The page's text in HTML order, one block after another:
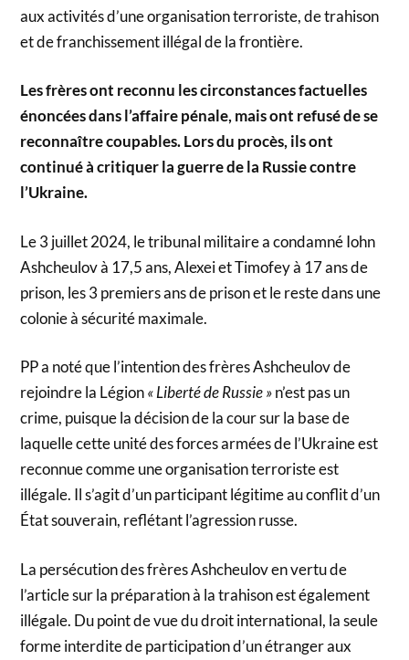
aux activités d’une organisation terroriste, de trahison
et de franchissement illégal de la frontière.
Les frères ont reconnu les circonstances factuelles
énoncées dans l’affaire pénale, mais ont refusé de se
reconnaître coupables. Lors du procès, ils ont
continué à critiquer la guerre de la Russie contre
l’Ukraine.
Le 3 juillet 2024, le tribunal militaire a condamné Iohn
Ashcheulov à 17,5 ans, Alexei et Timofey à 17 ans de
prison, les 3 premiers ans de prison et le reste dans une
colonie à sécurité maximale.
PP a noté que l’intention des frères Ashcheulov de
rejoindre la Légion« Liberté de Russie »n’est pas un
crime, puisque la décision de la cour sur la base de
laquelle cette unité des forces armées de l’Ukraine est
reconnue comme une organisation terroriste est
illégale. Il s’agit d’un participant légitime au conflit d’un
État souverain, reflétant l’agression russe.
La persécution des frères Ashcheulov en vertu de
l’article sur la préparation à la trahison est également
illégale. Du point de vue du droit international, la seule
forme interdite de participation d’un étranger aux